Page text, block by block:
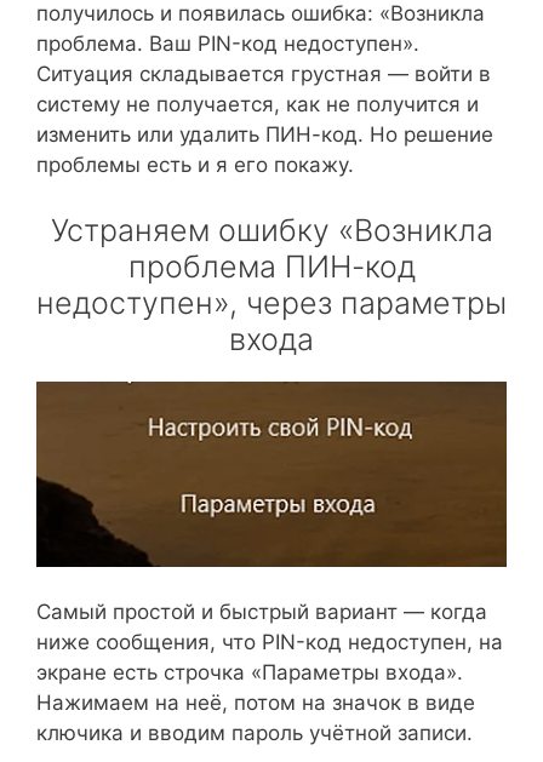
получилось и появилась ошибка: «Возникла
проблема. Ваш PIN-код недоступен».
Ситуация складывается грустная — войти в
систему не получается, как не получится и
изменить или удалить ПИН-код. Но решение
проблемы есть и я его покажу.
Устраняем ошибку «Возникла
проблема ПИН-код
недоступен», через параметры
входа
Самый простой и быстрый вариант — когда
ниже сообщения, что PIN-код недоступен, на
экране есть строчка «Параметры входа».
Нажимаем на неё, потом на значок в виде
ключика и вводим пароль учётной записи.